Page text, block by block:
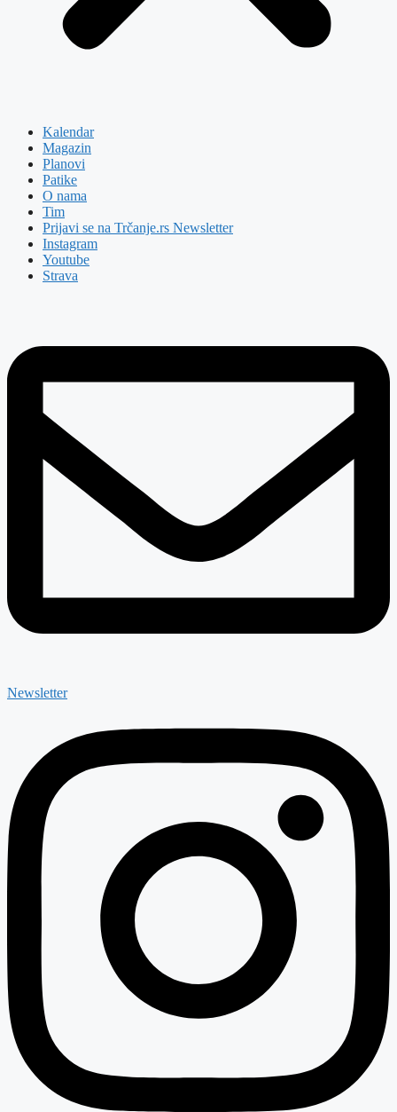
Kalendar
Magazin
Planovi
Patike
O nama
Tim
Prijavi se na Trčanje.rs Newsletter
Instagram
Youtube
Strava
Newsletter